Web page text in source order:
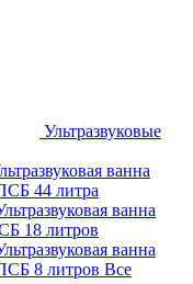
Ультразвуковые
ванна
44 литра
ванна
18 литров
ванна
8 литров Все